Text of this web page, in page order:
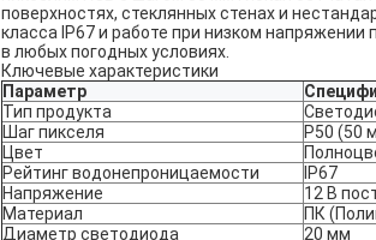
поверхностях, стеклянных стенах и
класса IP67 и работе при низком
в любых погодных условиях.
Ключевые характеристики
Параметр
Тип продукта
Шаг пикселя
Р50 (50
Цвет
Рейтинг водонепроницаемости
IP67
Напряжение
12 В
Материал
ПК
Диаметр светодиода
20 мм